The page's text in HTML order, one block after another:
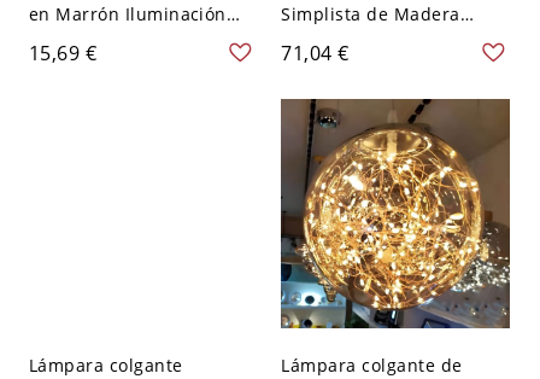
en Marrón Iluminación
Pendiente Industrial para
Restaurante - 110 A 120 V
15,69 €
Simplista de Madera
Iluminación de Pared
Lineal en Beige para Baño
- 110 A 120 V Marrón
59,69 cm
71,04 €
Lámpara colgante
Lámpara colgante de